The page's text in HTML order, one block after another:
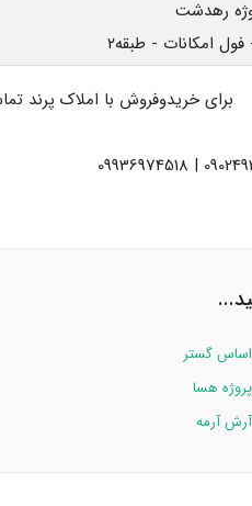
برای خریدوفروش با املاک پرند